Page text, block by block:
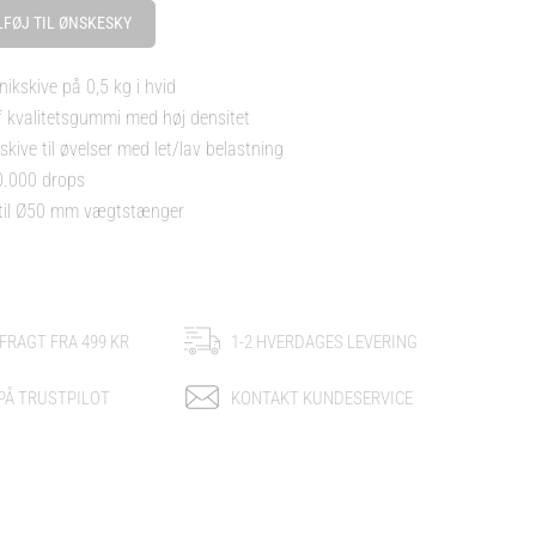
TIL ØNSKESKY
på 0,5 kg i hvid
med høj densitet
til øvelser med let/lav belastning
drops
Ø50 mm vægtstænger
FRA 499 KR 1-2 HVERDAGES LEVERING
TRUSTPILOT KONTAKT KUNDESERVICE